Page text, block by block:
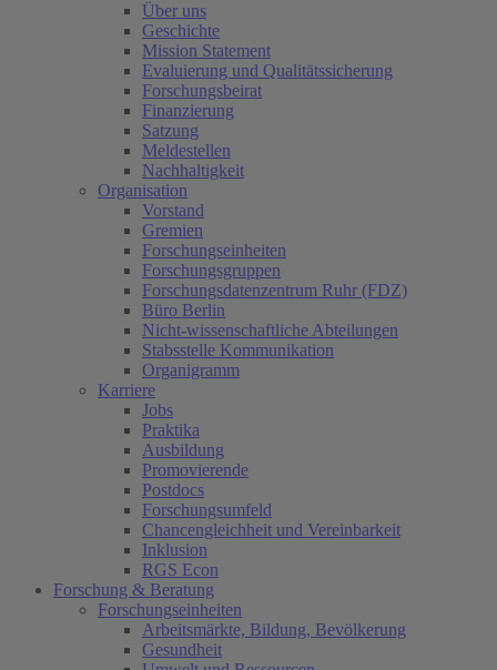
Über uns
Geschichte
Mission Statement
Evaluierung und Qualitätssicherung
Forschungsbeirat
Finanzierung
Satzung
Meldestellen
Nachhaltigkeit
Organisation
Vorstand
Gremien
Forschungseinheiten
Forschungsgruppen
Forschungsdatenzentrum Ruhr (FDZ)
Büro Berlin
Nicht-wissenschaftliche Abteilungen
Stabsstelle Kommunikation
Organigramm
Karriere
Jobs
Praktika
Ausbildung
Promovierende
Postdocs
Forschungsumfeld
Chancengleichheit und Vereinbarkeit
Inklusion
RGS Econ
Forschung & Beratung
Forschungseinheiten
Arbeitsmärkte, Bildung, Bevölkerung
Gesundheit